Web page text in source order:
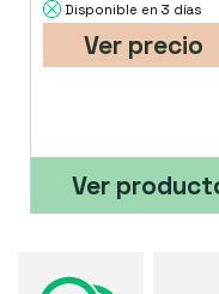
Disponible en 3 días
Ver precio
Ver